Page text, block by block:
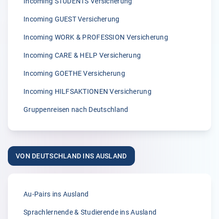
5.00
„Wir sind von der zügigen Bearbeitung von Klemmer
International immer wieder begeisterst.“
A.
der Klemmer International Assekuradeur GmbH. Der
Grund dafür liegt in der Kompetenz der Ansprechpartner
sowie dem sehr guten Kundenservice und der
31.03.2026
Incoming GUEST Versicherung
Incoming WORK & PROFESSION Versicherung
Incoming CARE & HELP Versicherung
Incoming GOETHE Versicherung
Incoming HILFSAKTIONEN Versicherung
Gruppenreisen nach Deutschland
VON DEUTSCHLAND INS AUSLAND
Au-Pairs ins Ausland
Sprachlernende & Studierende ins Ausland